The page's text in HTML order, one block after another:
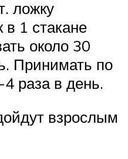
ложку
в 1 стакане
около 30
Принимать по
раза в день.
взрослым